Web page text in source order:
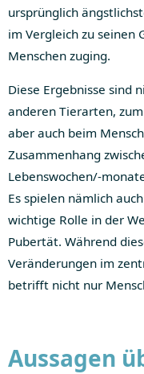
ursprünglich
im Vergleich zu seinen
Menschen zuging.
Diese Ergebnisse sind
anderen Tierarten,
aber auch beim
Zusammenhang
Lebenswochen/-
Es spielen nämlich
wichtige Rolle in der
Pubertät. Während
Veränderungen im
betrifft nicht nur
Aussagen